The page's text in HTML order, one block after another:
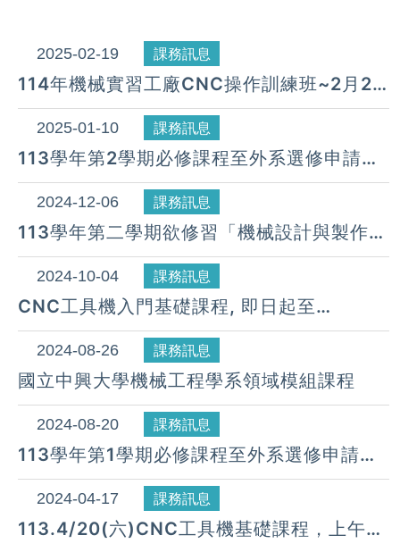
2025-02-19 課務訊息
114年機械實習工廠CNC操作訓練班~2月24
日起開放報名， 以完成繳費者優先，額滿截
止。
2025-01-10 課務訊息
113學年第2學期必修課程至外系選修申請至
114.02.14止,逾期不予受理.
2024-12-06 課務訊息
113學年第二學期欲修習「機械設計與製作專
題」課程的同學，請向以下教授們詢問專題
指導事宜。
2024-10-04 課務訊息
CNC工具機入門基礎課程, 即日起至
10/15(二)， 名額限制16人，額滿提前截
止！
2024-08-26 課務訊息
國立中興大學機械工程學系領域模組課程
2024-08-20 課務訊息
113學年第1學期必修課程至外系選修申請至
9/6止,逾期不予受理.
2024-04-17 課務訊息
113.4/20(六)CNC工具機基礎課程，上午